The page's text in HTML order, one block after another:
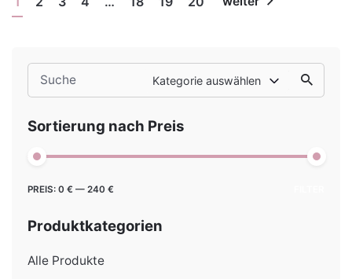
Search
for
Kategorie auswählen
Sortierung nach Preis
Min.
Max.
PREIS: 0 € — 240 €
Produktkategorien
Alle Produkte